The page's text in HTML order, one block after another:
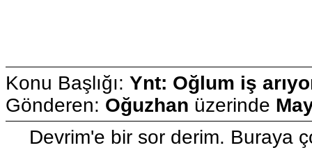
Konu Başlığı: Ynt: Oğlum iş
Gönderen: Oğuzhan üzerinde
Devrim'e bir sor derim. Buraya